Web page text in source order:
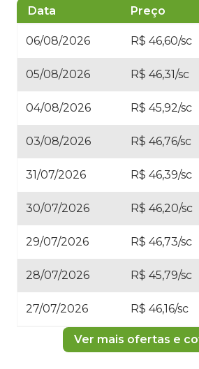
Data Preço
06/08/2026 R$ 46,60/sc
05/08/2026 R$ 46,31/sc
04/08/2026 R$ 45,92/sc
03/08/2026 R$ 46,76/sc
31/07/2026 R$ 46,39/sc
30/07/2026 R$ 46,20/sc
29/07/2026 R$ 46,73/sc
28/07/2026 R$ 45,79/sc
27/07/2026 R$ 46,16/sc
Ver mais ofertas e